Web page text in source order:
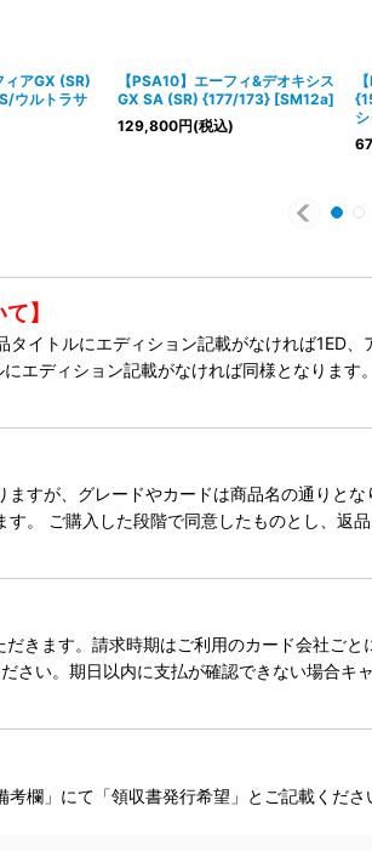
ィアGX (SR)
ウルトラサ
【PSA10】エーフィ&デオキシス
GX SA (SR) {177/173} [SM12a]
129,800円(税込)
】
イトルにエディション記載がなければ1ED、
エディション記載がなければ同様となります。
すが、グレードやカードは商品名の通りと
。 ご購入した段階で同意したものとし、返
きます。請求時期はご利用のカード会社ごと
さい。期日以内に支払が確認できない場合キ
欄」にて「領収書発行希望」とご記載くださ